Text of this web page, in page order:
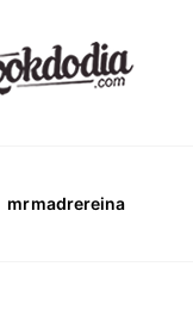
mrmadrereina